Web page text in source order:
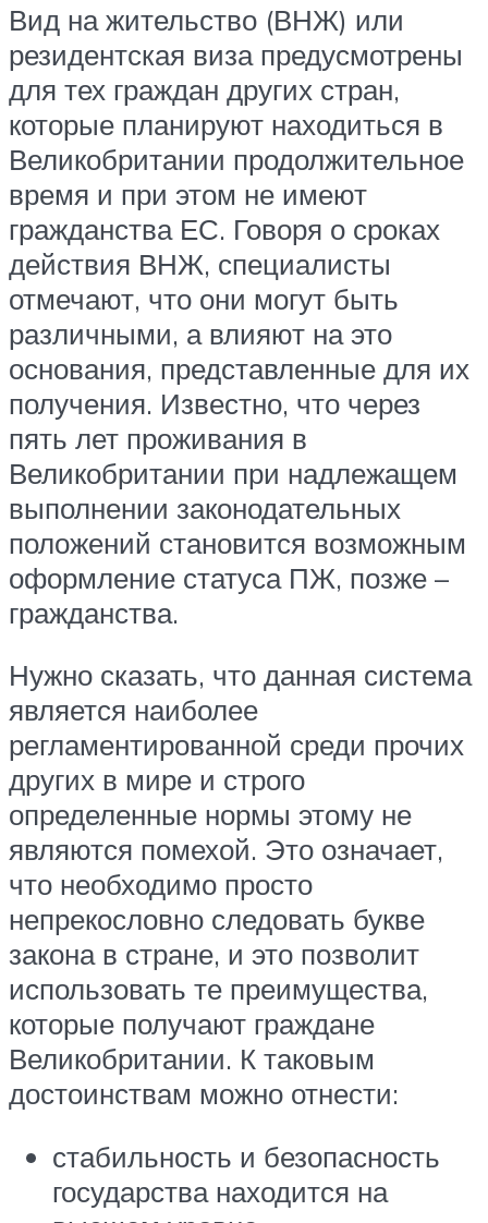
Вид на жительство (ВНЖ) или
резидентская виза предусмотрены
для тех граждан других стран,
которые планируют находиться в
Великобритании продолжительное
время и при этом не имеют
гражданства ЕС. Говоря о сроках
действия ВНЖ, специалисты
отмечают, что они могут быть
различными, а влияют на это
основания, представленные для их
получения. Известно, что через
пять лет проживания в
Великобритании при надлежащем
выполнении законодательных
положений становится возможным
оформление статуса ПЖ, позже –
гражданства.
Нужно сказать, что данная система
является наиболее
регламентированной среди прочих
других в мире и строго
определенные нормы этому не
являются помехой. Это означает,
что необходимо просто
непрекословно следовать букве
закона в стране, и это позволит
использовать те преимущества,
которые получают граждане
Великобритании. К таковым
достоинствам можно отнести:
стабильность и безопасность
государства находится на